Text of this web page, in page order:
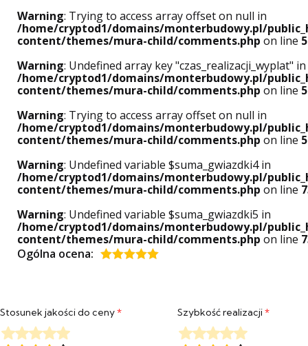
Warning: Trying to access array offset on null in
/home/cryptod1/domains/monterbudowy.pl/
content/themes/mura-child/comments.php on line
Warning: Undefined array key "czas_realizacji_wyplat" in
/home/cryptod1/domains/monterbudowy.pl/
content/themes/mura-child/comments.php on line
Warning: Trying to access array offset on null in
/home/cryptod1/domains/monterbudowy.pl/
content/themes/mura-child/comments.php on line
Warning: Undefined variable $suma_gwiazdki4 in
/home/cryptod1/domains/monterbudowy.pl/
content/themes/mura-child/comments.php on line
Warning: Undefined variable $suma_gwiazdki5 in
/home/cryptod1/domains/monterbudowy.pl/
content/themes/mura-child/comments.php on line
Ogólna ocena:
Stosunek jakości do ceny* Szybkość realizacji*